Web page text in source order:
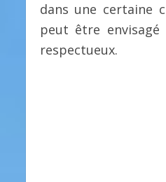
dans une certaine
peut être envisagé
respectueux.